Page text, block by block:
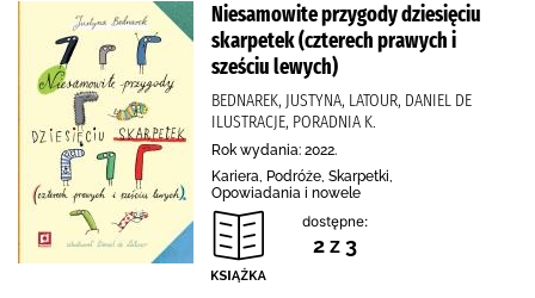
Niesamowite przygody dziesięciu
skarpetek (czterech prawych i
sześciu lewych)
BEDNAREK, JUSTYNA, LATOUR, DANIEL DE
ILUSTRACJE, PORADNIA K.
Rok wydania: 2022.
Kariera, Podróże, Skarpetki,
Opowiadania i nowele
dostępne:
2 z 3